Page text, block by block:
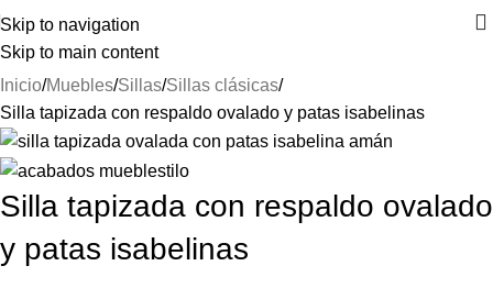
Skip to navigation
Skip to main content
⚡REALIZAMOS ENVÍOS A TODA ESPAÑA⚡
Inicio Muebles Sillas Sillas clásicas
Silla tapizada con respaldo ovalado y patas isabelinas
Silla tapizada con respaldo ovalado
y patas isabelinas